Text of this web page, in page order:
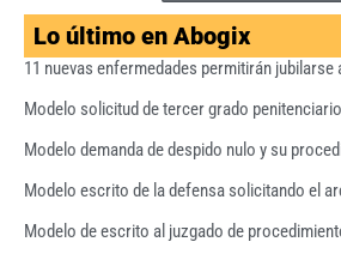
Lo último en Abogix
11 nuevas enfermedades permitirán jubilarse
Modelo solicitud de tercer grado penitenciario
Modelo demanda de despido nulo y su
Modelo escrito de la defensa solicitando el
Modelo de escrito al juzgado de